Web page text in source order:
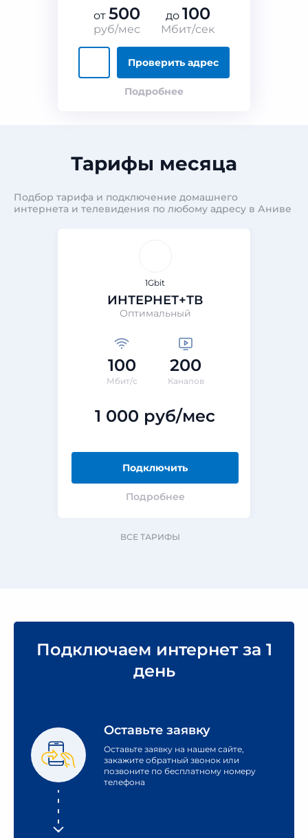
от 500
руб/мес
до 100
Мбит/сек
Проверить адрес
Подробнее
Тарифы месяца
Подбор тарифа и подключение домашнего
интернета и телевидения по любому адресу в Аниве
1Gbit
ИНТЕРНЕТ+ТВ
Оптимальный
100
Мбит/с
200
Каналов
1 000 руб/мес
Подключить
Подробнее
ВСЕ ТАРИФЫ
Подключаем интернет за 1
день
Оставьте заявку
Оставьте заявку на нашем сайте,
закажите обратный звонок или
позвоните по бесплатному номеру
телефона